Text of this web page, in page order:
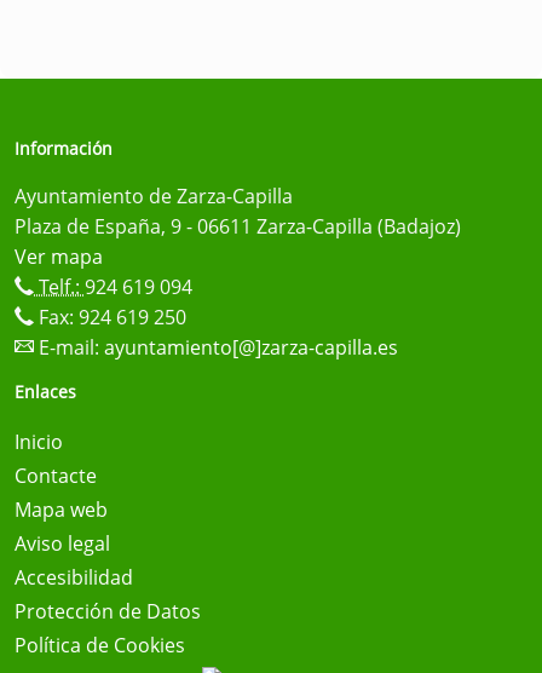
Información
Ayuntamiento de Zarza-Capilla
Plaza de España, 9 - 06611 Zarza-Capilla (Badajoz)
Ver mapa
Telf.: 924 619 094
Fax: 924 619 250
E-mail: ayuntamiento[@]zarza-capilla.es
Enlaces
Inicio
Contacte
Mapa web
Aviso legal
Accesibilidad
Protección de Datos
Política de Cookies